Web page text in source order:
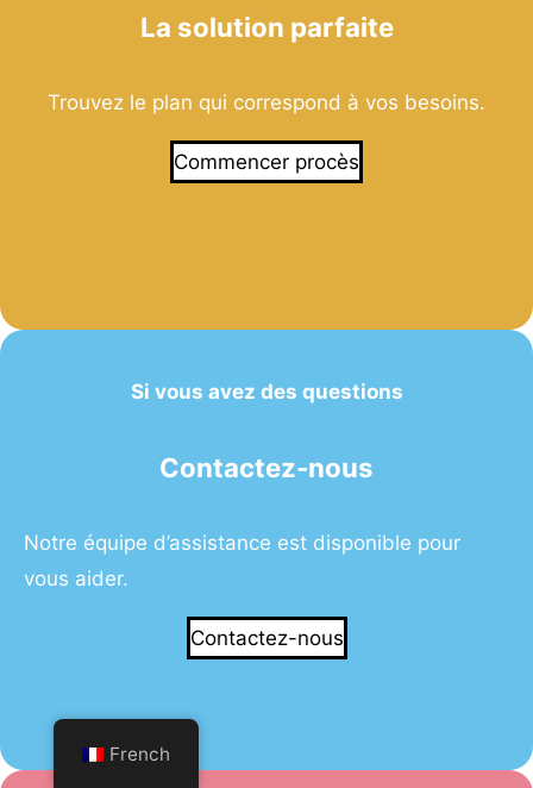
La solution parfaite
Trouvez le plan qui correspond à vos besoins.
Commencer procès
Si vous avez des questions
Contactez-nous
Notre équipe d’assistance est disponible pour
vous aider.
Contactez-nous
French